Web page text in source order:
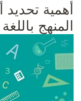
أهمية تحديد
المنهج